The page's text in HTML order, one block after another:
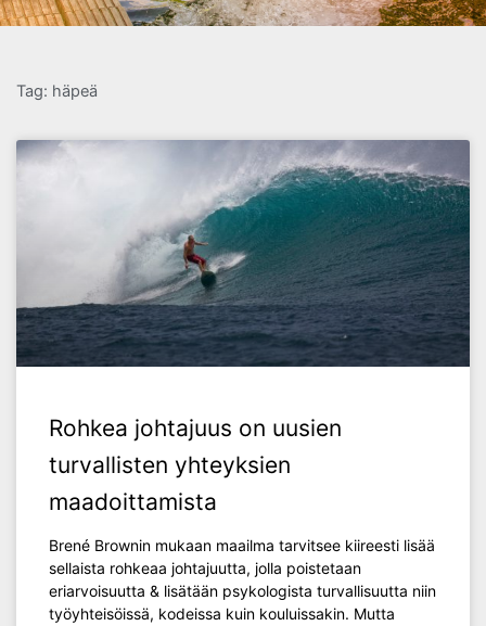
Tag: häpeä
Rohkea johtajuus on uusien
turvallisten yhteyksien
maadoittamista
Brené Brownin mukaan maailma tarvitsee kiireesti lisää
sellaista rohkeaa johtajuutta, jolla poistetaan
eriarvoisuutta & lisätään psykologista turvallisuutta niin
työyhteisöissä, kodeissa kuin kouluissakin. Mutta